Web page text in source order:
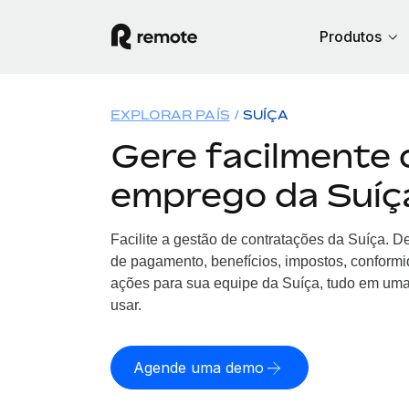
Produtos
EXPLORAR PAÍS SUÍÇA
Gere facilmente
emprego da
Facilite a gestão de contratações da Suíça.
de pagamento, benefícios, impostos,
ações para sua equipe da Suíça, tudo em
usar.
Agende uma demo